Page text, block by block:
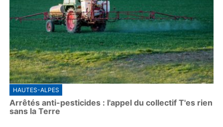
HAUTES-ALPES
Arrêtés anti-pesticides : l'appel du collectif T'es rien
sans la Terre